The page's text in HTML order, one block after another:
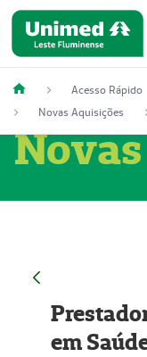
Acesso Rápido
Novas Aquisições
em